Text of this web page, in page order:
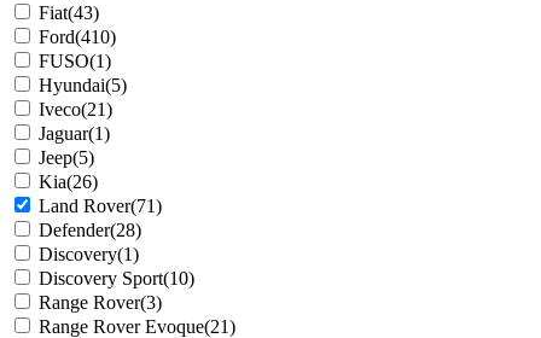
Fiat(43)
Ford(410)
FUSO(1)
Hyundai(5)
Iveco(21)
Jaguar(1)
Jeep(5)
Kia(26)
Land Rover(71)
Defender(28)
Discovery(1)
Discovery Sport(10)
Range Rover(3)
Range Rover Evoque(21)